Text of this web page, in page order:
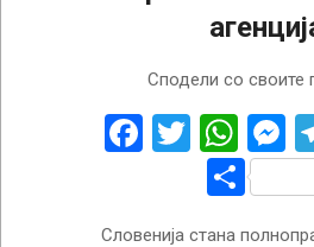
Сподели со своите
Facebook
Twitter
Словенија стана